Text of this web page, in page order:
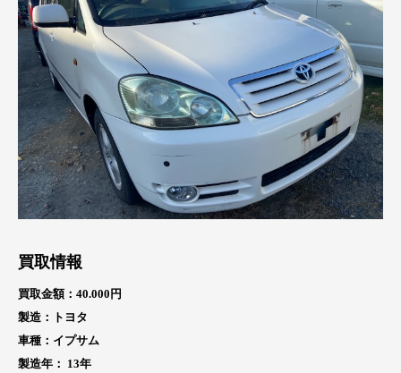
買取情報
買取金額：40.000円
製造：トヨタ
車種：イプサム
製造年： 13年